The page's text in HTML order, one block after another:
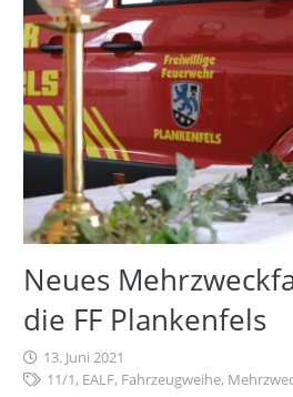
Neues
die FF Plankenfels
13. Juni 2021
11/1, EALF, Fahrzeugweihe,